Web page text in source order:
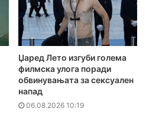
Џаред Лето изгуби голема
филмска улога поради
обвинувањата за сексуален
напад
06.08.2026 10:19